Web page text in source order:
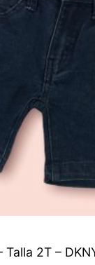
2T –